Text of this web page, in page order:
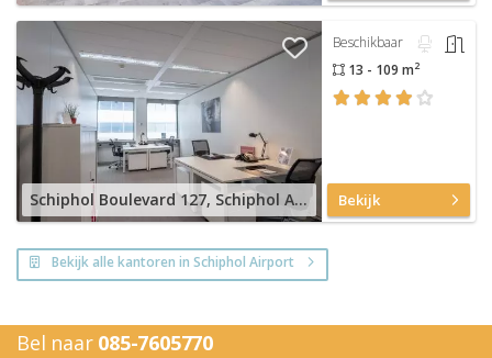
Schiphol Boulevard 127, Schiphol Airport
Beschikbaar
13 - 109 m2
Bekijk
Bekijk alle kantoren in Schiphol Airport
Bel naar 085-7605770